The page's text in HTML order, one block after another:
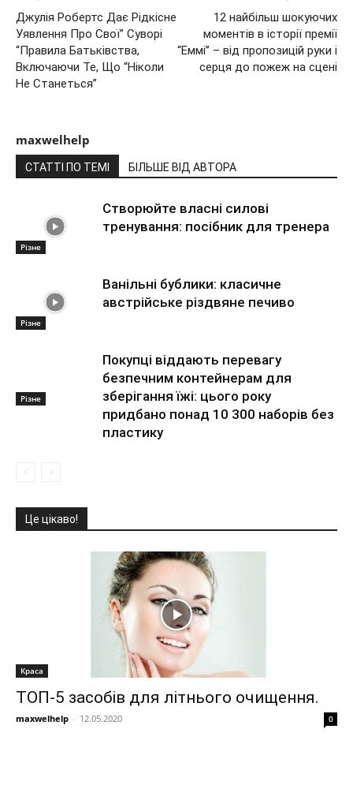
Джулія Робертс Дає Рідкісне
Уявлення Про Свої” Суворі
“Правила Батьківства,
Включаючи Те, Що “Ніколи
Не Станеться”
12 найбільш шокуючих
моментів в історії премії
“Еммі” – від пропозицій руки і
серця до пожеж на сцені
maxwelhelp
СТАТТІ ПО ТЕМІ БІЛЬШЕ ВІД АВТОРА
Різне
Створюйте власні силові
тренування: посібник для тренера
Різне
Ванільні бублики: класичне
австрійське різдвяне печиво
Різне
Покупці віддають перевагу
безпечним контейнерам для
зберігання їжі: цього року
придбано понад 10 300 наборів без
пластику
Це цікаво!
Краса
ТОП-5 засобів для літнього очищення.
maxwelhelp - 12.05.2020 0